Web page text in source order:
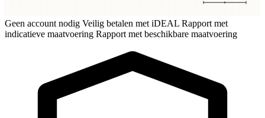
Geen account nodig Veilig betalen met iDEAL Rapport met
indicatieve maatvoering Rapport met beschikbare maatvoering